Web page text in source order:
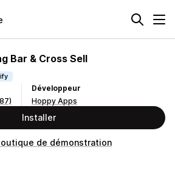
Bar & Cross Sell
Développeur
Hoppy Apps
Installer
de démonstration